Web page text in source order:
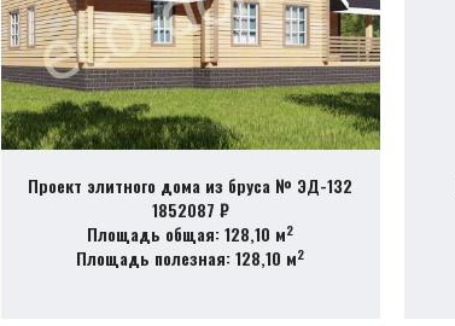
Проект элитного дома из бруса № ЭД-132
1852087 ₽
Площадь общая: 128,10 м2
Площадь полезная: 128,10 м2